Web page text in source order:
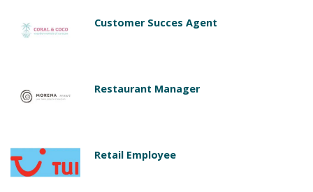
Customer Succes Agent
Restaurant Manager
Retail Employee